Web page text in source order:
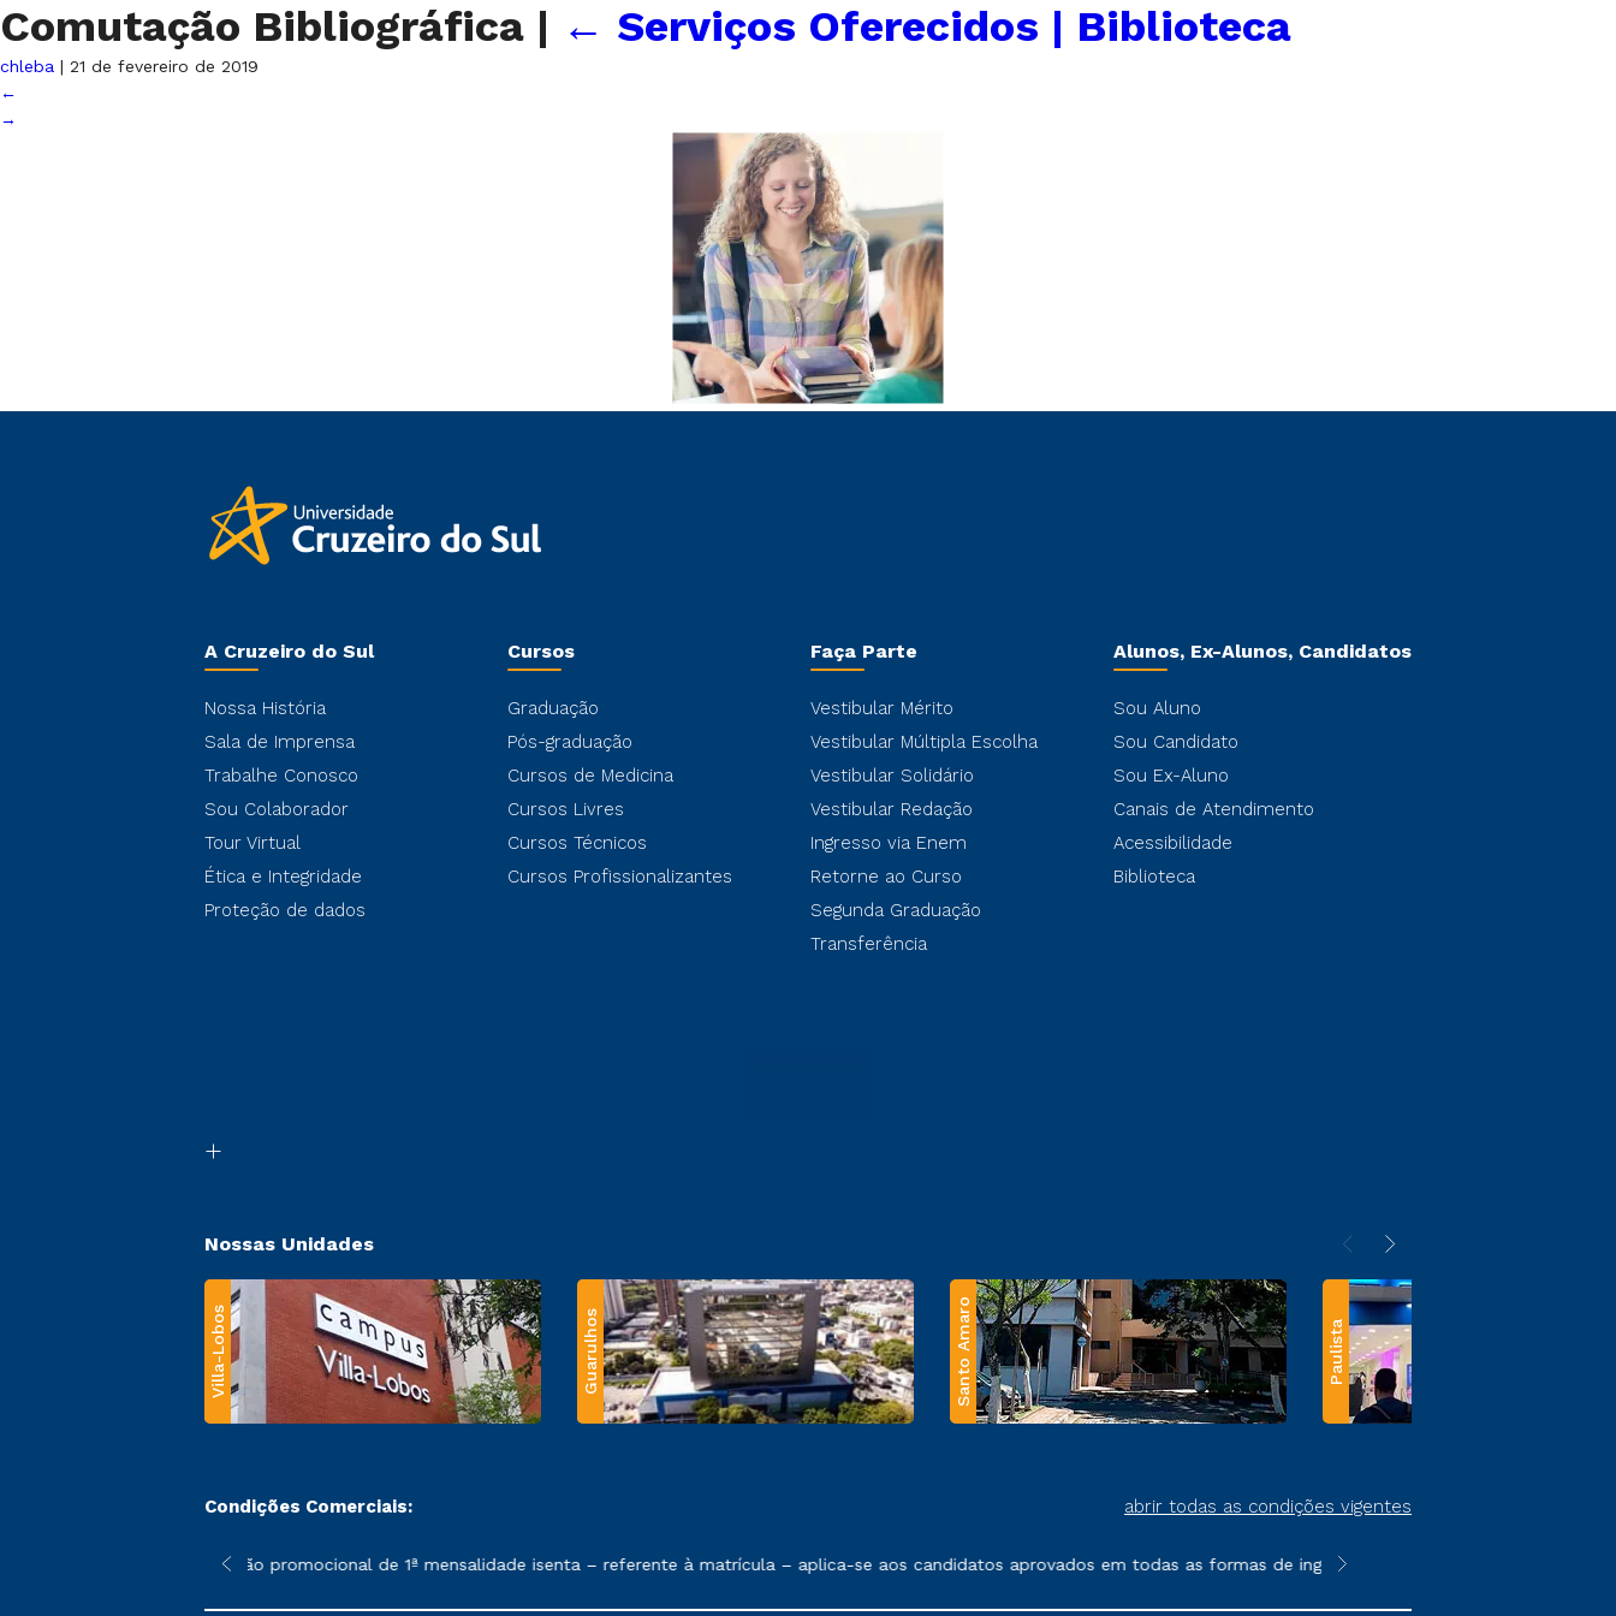
Comutação Bibliográfica | ← Serviços Oferecidos | Biblioteca
chleba | 21 de fevereiro de 2019
←
→
A Cruzeiro do Sul
Nossa História
Sala de Imprensa
Trabalhe Conosco
Sou Colaborador
Tour Virtual
Ética e Integridade
Proteção de dados
Cursos
Graduação
Pós-graduação
Cursos de Medicina
Cursos Livres
Cursos Técnicos
Cursos Profissionalizantes
Faça Parte
Vestibular Mérito
Vestibular Múltipla Escolha
Vestibular Solidário
Vestibular Redação
Ingresso via Enem
Retorne ao Curso
Segunda Graduação
Transferência
Alunos, Ex-Alunos, Candidatos
Sou Aluno
Sou Candidato
Sou Ex-Aluno
Canais de Atendimento
Acessibilidade
Biblioteca
Nossas Unidades
Villa-Lobos Guarulhos Santo Amaro Paulista
Condições Comerciais: abrir todas as condições vigentes
sofrer alterações nos períodos de rematrícula conforme exposto no contrato de prestação de serviços.
*A condição promocional de 1ª mensalidade isenta – referente à matrícula – aplica-se aos candidatos aprovados em todas as formas de ingresso, exceto na prova on-line
**Semipresencial e EAD são